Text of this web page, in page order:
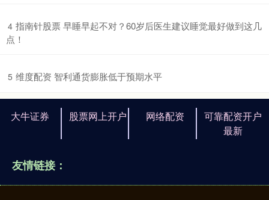
4 ​指南针股票 早睡早起不对？60岁后医生建议睡觉最好做到这几
点！
5 ​维度配资 智利通货膨胀低于预期水平
大牛证券 股票网上开户 网络配资
可靠配资开户
最新
友情链接：